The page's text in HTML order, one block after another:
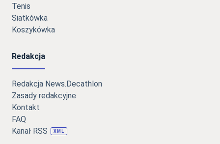
Tenis
Siatkówka
Koszykówka
Redakcja
Redakcja News.Decathlon
Zasady redakcyjne
Kontakt
FAQ
Kanał RSS
XML